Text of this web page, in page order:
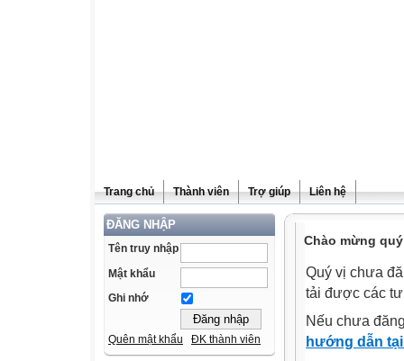
Trang chủ Thành viên Trợ giúp Liên hệ
ĐĂNG NHẬP
Tên truy nhập
Mật khẩu
Ghi nhớ
Quên mật khẩu ĐK thành viên
Chào mừng
Quý vị chưa
tải được các
Nếu chưa
hướng dẫn